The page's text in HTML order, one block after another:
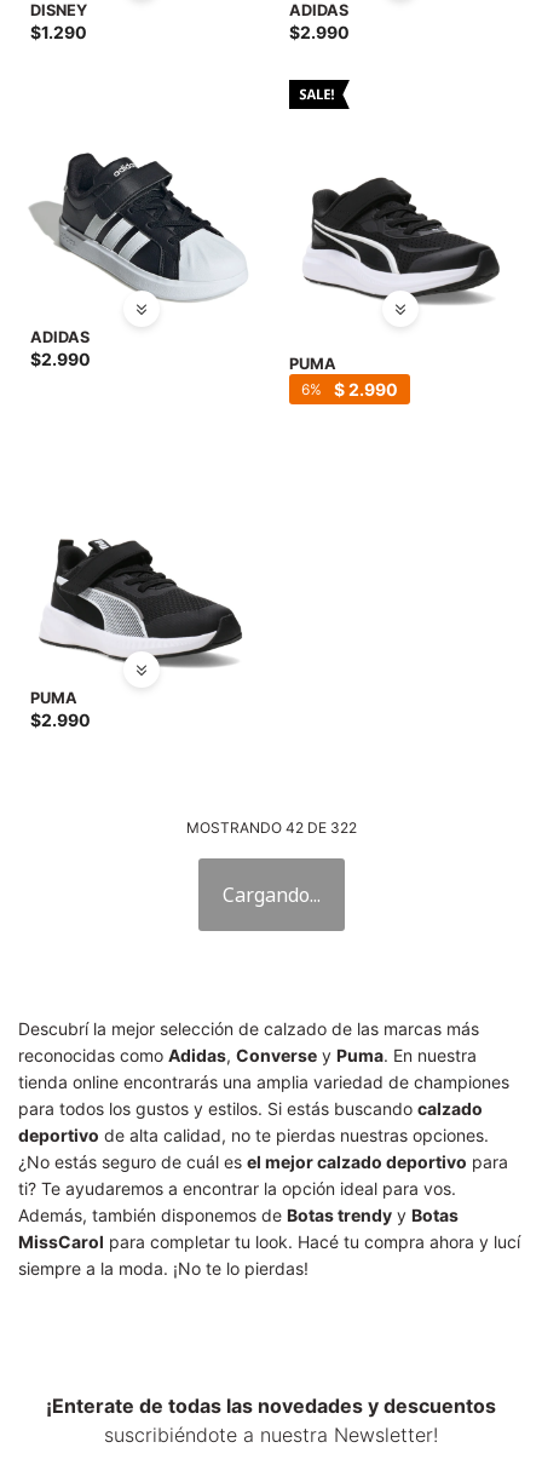
DISNEY
$1.290
ADIDAS
$2.990
ADIDAS
$2.990 PUMA
$2.990
6
PUMA
$2.990
MOSTRANDO 42DE 322
Descubrí la mejor selección de calzado de las marcas más
reconocidas como Adidas, Converse y Puma. En nuestra
tienda online encontrarás una amplia variedad de championes
para todos los gustos y estilos. Si estás buscando calzado
deportivo de alta calidad, no te pierdas nuestras opciones.
¿No estás seguro de cuál es el mejor calzado deportivo para
ti? Te ayudaremos a encontrar la opción ideal para vos.
Además, también disponemos de Botas trendy y Botas
MissCarol para completar tu look. Hacé tu compra ahora y lucí
siempre a la moda. ¡No te lo pierdas!
¡Enterate de todas las novedades y descuentos
suscribiéndote a nuestra Newsletter!